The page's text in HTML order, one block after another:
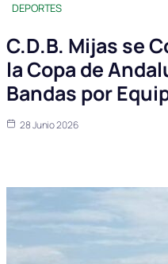
DEPORTES
C.D.B. Mijas se
la Copa de
Bandas por
28 Junio 2026